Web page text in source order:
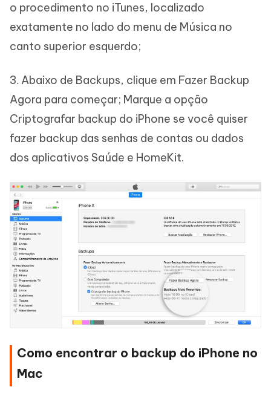
o procedimento no iTunes, localizado
exatamente no lado do menu de Música no
canto superior esquerdo;
3. Abaixo de Backups, clique em Fazer Backup
Agora para começar; Marque a opção
Criptografar backup do iPhone se você quiser
fazer backup das senhas de contas ou dados
dos aplicativos Saúde e HomeKit.
Como encontrar o backup do iPhone no
Mac